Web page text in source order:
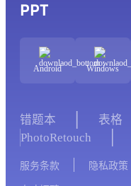
PPT
Android Windows
错题本 表格
PhotoRetouch
服务条款 隐私政策